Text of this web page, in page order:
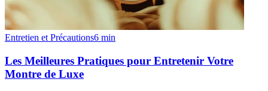
Entretien et Précautions6 min
Les Meilleures Pratiques pour Entretenir Votre
Montre de Luxe